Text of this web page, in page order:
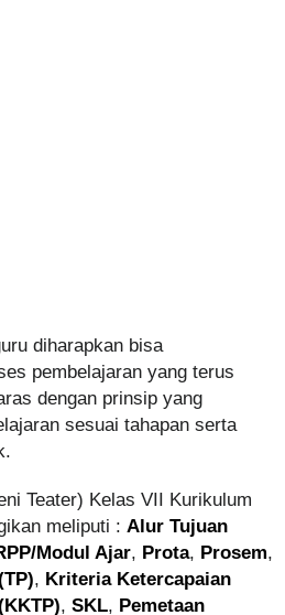
diharapkan bisa
pembelajaran yang terus
dengan prinsip yang
sesuai tahapan serta
Teater) Kelas VII Kurikulum
meliputi : Alur Tujuan
Modul Ajar, Prota, Prosem,
, Kriteria Ketercapaian
, SKL, Pemetaan